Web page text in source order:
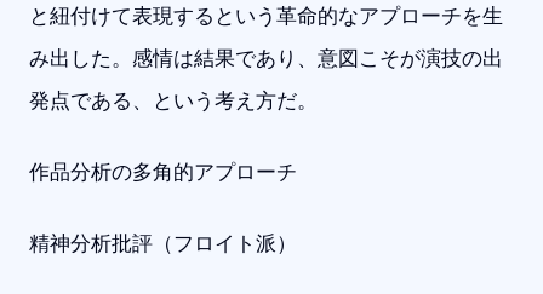
と紐付けて表現するという革命的なアプローチを生
み出した。感情は結果であり、意図こそが演技の出
発点である、という考え方だ。
作品分析の多角的アプローチ
精神分析批評（フロイト派）